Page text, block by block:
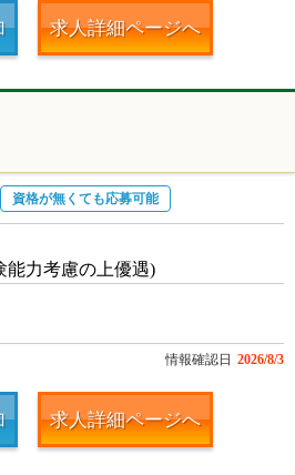
求人詳細ページへ
資格が無くても応募可能
能力考慮の上優遇)
情報確認日 2026/8/3
求人詳細ページへ